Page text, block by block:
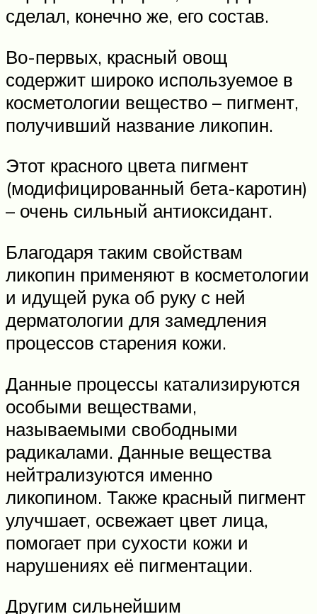
сделал, конечно же, его состав.
Во-первых, красный овощ
содержит широко используемое в
косметологии вещество – пигмент,
получивший название ликопин.
Этот красного цвета пигмент
(модифицированный бета-каротин)
– очень сильный антиоксидант.
Благодаря таким свойствам
ликопин применяют в косметологии
и идущей рука об руку с ней
дерматологии для замедления
процессов старения кожи.
Данные процессы катализируются
особыми веществами,
называемыми свободными
радикалами. Данные вещества
нейтрализуются именно
ликопином. Также красный пигмент
улучшает, освежает цвет лица,
помогает при сухости кожи и
нарушениях её пигментации.
Другим сильнейшим